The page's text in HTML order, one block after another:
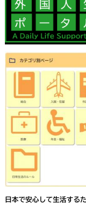
日本で安心して生活する